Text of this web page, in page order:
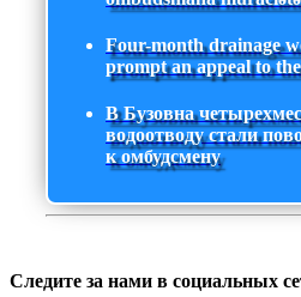
Four-month drainage
prompt an appeal to
В Бузовна
водоотводу стали
к омбудсмену
Следите за нами в социальных